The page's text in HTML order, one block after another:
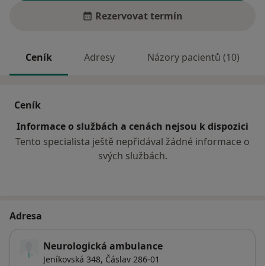
Rezervovat termín
Ceník Adresy Názory pacientů (10)
Ceník
Informace o službách a cenách nejsou k dispozici
Tento specialista ještě nepřidával žádné informace o
svých službách.
Adresa
Neurologická ambulance
Jeníkovská 348, Čáslav 286-01